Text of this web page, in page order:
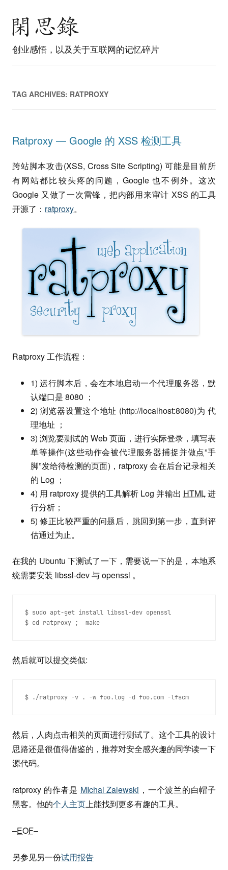
创业感悟，以及关于互联网的记忆碎片
TAG ARCHIVES: RATPROXY
Ratproxy — Google 的 XSS 检测工具
跨站脚本攻击(XSS, Cross Site Scripting) 可能是目前所
有网站都比较头疼的问题，Google 也不例外。这次
Google 又做了一次雷锋，把内部用来审计 XSS 的工具
开源了： ratproxy。
Ratproxy 工作流程：
1) 运行脚本后，会在本地启动一个代理服务器，默
认端口是 8080 ；
2) 浏览器设置这个地址 (http://localhost:8080)为 代
理地址 ；
3) 浏览要测试的 Web 页面，进行实际登录，填写表
单等操作(这些动作会被代理服务器捕捉并做点”手
脚”发给待检测的页面)，ratproxy 会在后台记录相关
的 Log ；
4) 用 ratproxy 提供的工具解析 Log 并输出 HTML进
行分析；
5) 修正比较严重的问题后，跳回到第一步，直到评
估通过为止。
在我的 Ubuntu 下测试了一下，需要说一下的是，本地系
统需要安装 libssl-dev 与 openssl 。
$ sudo apt-get install libssl-dev openssl
$ cd ratproxy ;  make
然后就可以提交类似:
$ ./ratproxy -v . -w foo.log -d foo.com -lfscm
然后，人肉点击相关的页面进行测试了。这个工具的设计
思路还是很值得借鉴的，推荐对安全感兴趣的同学读一下
源代码。
ratproxy 的作者是 MIchal Zalewski ，一个波兰的白帽子
黑客。他的个人主页上能找到更多有趣的工具。
–EOF–
另参见另一份试用报告